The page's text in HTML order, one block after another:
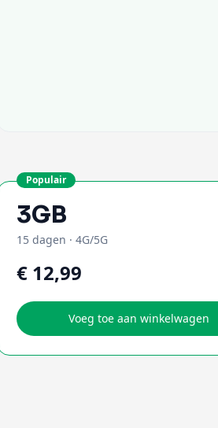
Populair
3GB
15 dagen ·4G/5G
€ 12,99
Voeg toe aan winkelwagen